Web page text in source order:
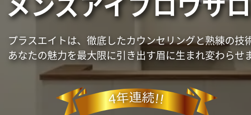
メンズアイブロウサ
プラスエイトは、徹底したカウンセリングと熟練の技
あなたの魅力を最大限に引き出す眉に生まれ変わらせ